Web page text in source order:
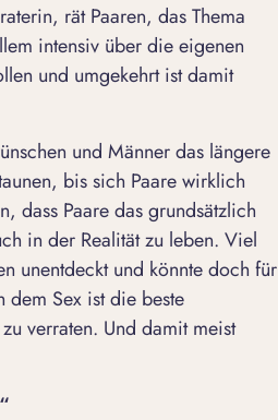
rät Paaren, das Thema
intensiv über die eigenen
und umgekehrt ist damit
und Männer das längere
bis sich Paare wirklich
dass Paare das grundsätzlich
in der Realität zu leben. Viel
unentdeckt und könnte doch für
Sex ist die beste
verraten. Und damit meist